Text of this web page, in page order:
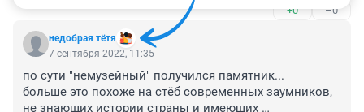
+0 –0
недобрая тётя
7 сентября 2022, 11:35
по сути "немузейный" получился памятник...
больше это похоже на стëб современных заумников,
не знающих истории страны и имеющих